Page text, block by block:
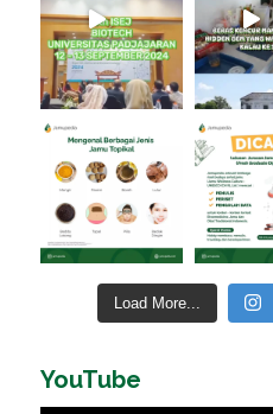
Load More...
YouTube